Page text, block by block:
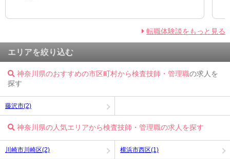
転職体験談をもっと見る
エリアを絞り込む
神奈川県のおすすめの市区町村から検査技師・管理職の求人を
探す
藤沢市(2)
神奈川県の人気エリアから検査技師・管理職の求人を探す
川崎市川崎区(2) 横浜市西区(1)